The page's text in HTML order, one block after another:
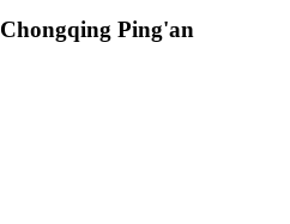
Ping'an